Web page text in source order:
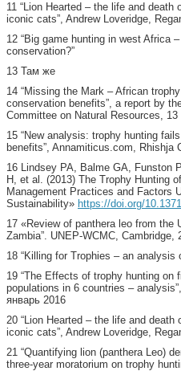
11 “Lion Hearted – the life and death
iconic cats”, Andrew Loveridge,
12 “Big game hunting in west Africa
conservation?”
13 Там же
14 “Missing the Mark – African
conservation benefits”, a report by
Committee on Natural Resources,
15 “New analysis: trophy hunting
benefits”, Annamiticus.com, Rhishja
16 Lindsey PA, Balme GA, Funston
H, et al. (2013) The Trophy Hunting
Management Practices and Factors
Sustainability» https://doi.org/
17 «Review of panthera leo from the
Zambia”. UNEP-WCMC, Cambridge,
18 “Killing for Trophies – an
19 “The Effects of trophy hunting on
populations in 6 countries –
январь 2016
20 “Lion Hearted – the life and death
iconic cats”, Andrew Loveridge,
21 “Quantifying lion (panthera Leo)
three-year moratorium on trophy